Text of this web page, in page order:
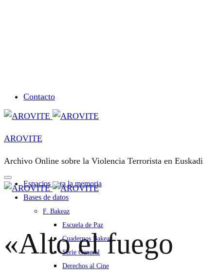
Contacto
AROVITE
Archivo Online sobre la Violencia Terrorista en Euskadi
Espacios para la memoria
Bases de datos
F. Bakeaz
Escuela de Paz
Cuadernos Bakeaz
Serie General
Derechos al Cine
«Alto el fuego